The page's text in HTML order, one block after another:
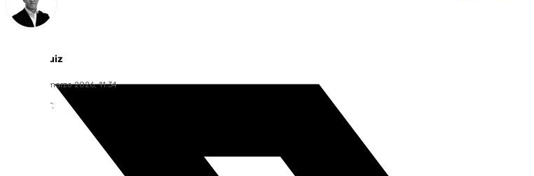
Chema Ruiz
martes, 10 marzo 2026, 11:34
Compartir: